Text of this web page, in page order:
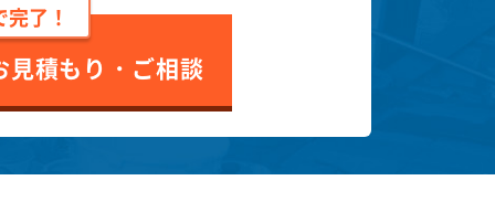
完了！
見積もり・ご相談